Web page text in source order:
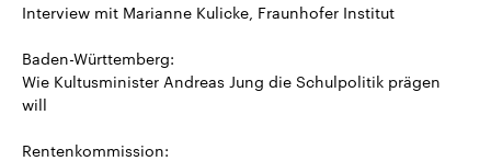
Interview mit Marianne Kulicke, Fraunhofer Institut
Baden-Württemberg:
Wie Kultusminister Andreas Jung die Schulpolitik prägen
will
Rentenkommission: